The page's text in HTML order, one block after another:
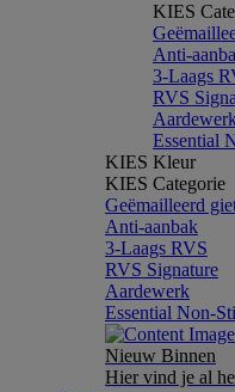
KIES
Anti-
3-Laags
RVS
Essential
KIES Kleur
KIES Categorie
Geëmailleerd
Anti-aanbak
3-Laags RVS
RVS Signature
Aardewerk
Essential Non-
Nieuw Binnen
Hier vind je al